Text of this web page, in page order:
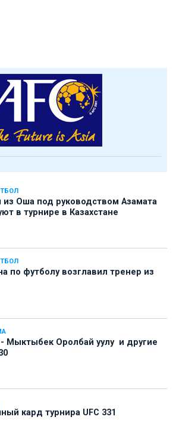
Оша под руководством Азамата
в турнире в Казахстане
по футболу возглавил тренер из
Мыктыбек Оролбай уулу и другие
кард турнира UFC 331